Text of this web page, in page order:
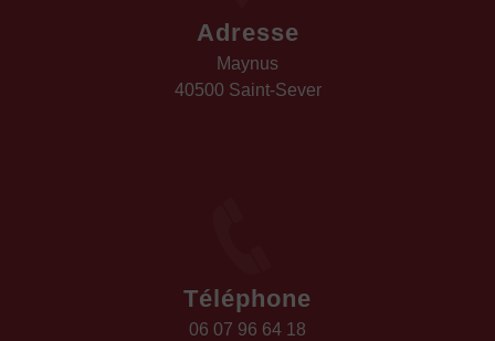
Adresse
Maynus
40500 Saint-Sever
Téléphone
06 07 96 64 18